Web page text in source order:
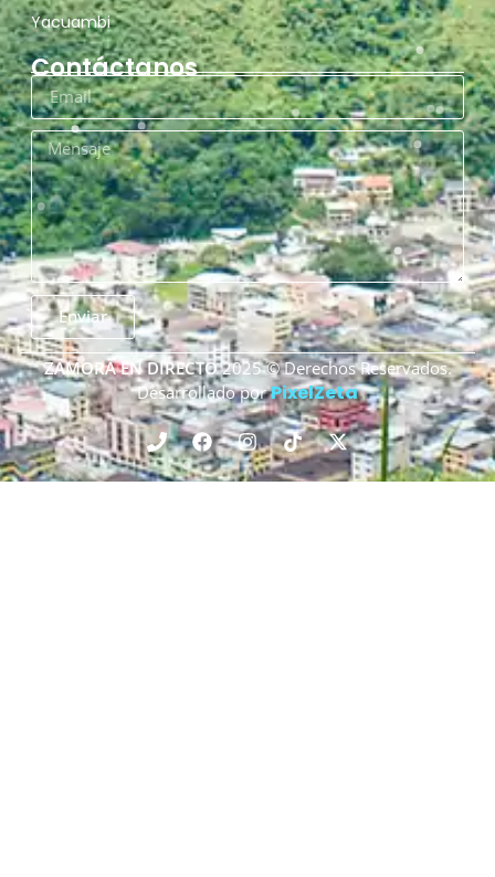
Yacuambi
Contáctanos
Enviar
ZAMORA EN DIRECTO2025 © Derechos Reservados.
Desarrollado porPixelZeta